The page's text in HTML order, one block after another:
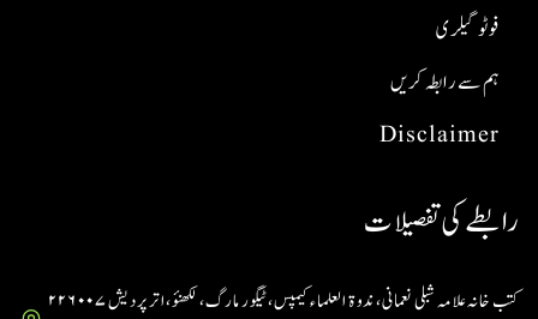
Disclaimer
ہم سے رابطہ کریں
فوٹو گیلری
رابطے کی تفصیلات
کتب خانہ علامہ شبلی نعمانی، ندوۃ العلماء کیمپس، ٹیگور مارگ، لکھنؤ، اتر پردیش ۲۲۶۰۰۷